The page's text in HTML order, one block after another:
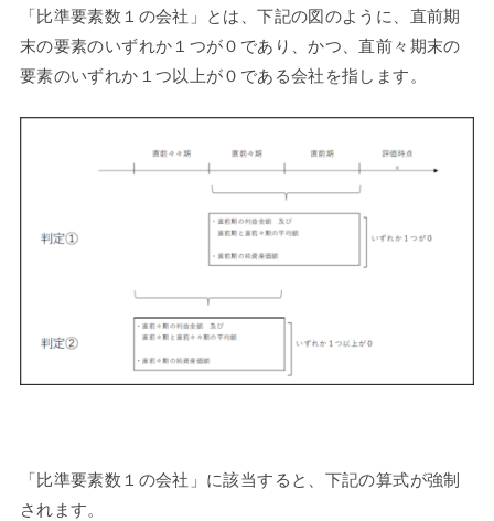
「比準要素数１の会社」とは、下記の図のように、直前期
末の要素のいずれか１つが０であり、かつ、直前々期末の
要素のいずれか１つ以上が０である会社を指します。
「比準要素数１の会社」に該当すると、下記の算式が強制
されます。